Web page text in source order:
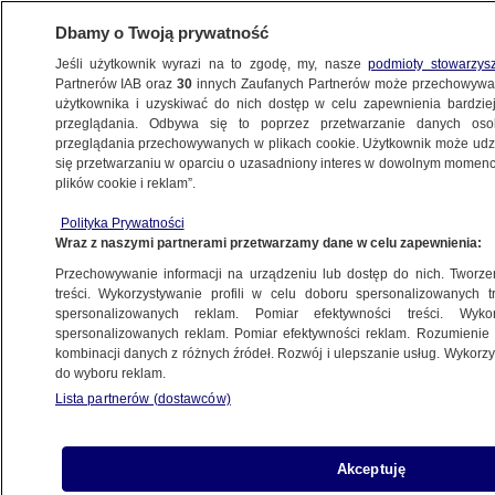
ZAGINIENI
Wieczorem wyszła z domu, szukali jej
całą noc. Rano ratowników
do zaginionej doprowadził pies
tropiący
KRAKÓW
Koniec poszukiwań 37-latka
z Małopolski
Według policjanta Iwona Wieczorek
Dbamy o Twoją prywatność
Jeśli użytkownik wyrazi na to zgodę, my, naszepodmioty
Partnerów IAB oraz30 innych Zaufanych Partnerów może
użytkownika i uzyskiwać do nich dostęp w celu zapewnienia
przeglądania. Odbywa się to poprzez przetwarzanie danych
przeglądania przechowywanych w plikach cookie. Użytkownik może
się przetwarzaniu w oparciu o uzasadniony interes w dowolnym
plików cookie i reklam”.
Polityka Prywatności
Wraz z naszymi partnerami przetwarzamy dane w celu zapewnienia:
Przechowywanie informacji na urządzeniu lub dostęp do nich.
treści. Wykorzystywanie profili w celu doboru spersonalizowanych
spersonalizowanych reklam. Pomiar efektywności treści.
spersonalizowanych reklam. Pomiar efektywności reklam.
kombinacji danych z różnych źródeł. Rozwój i ulepszanie usług.
do wyboru reklam.
Lista partnerów (dostawców)
Akceptuję